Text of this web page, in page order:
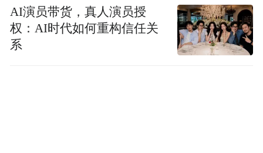
AI演员带货，真人演员授
权：AI时代如何重构信任关
系